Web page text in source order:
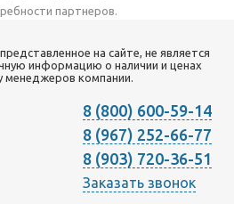
партнеров.
на сайте, не является
информацию о наличии и ценах
менеджеров компании.
8 (800) 600-59-14
8 (967) 252-66-77
8 (903) 720-36-51
Заказать звонок